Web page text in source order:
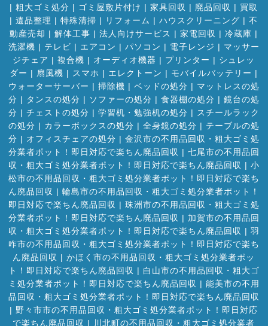
| 粗大ゴミ処分 | ゴミ屋敷片付け | 家具回収 | 廃品回収 | 買取
| 遺品整理 | 特殊清掃 | リフォーム | ハウスクリーニング | 不
動産売却 | 解体工事 | 法人向けサービス | 家電回収 | 冷蔵庫 |
洗濯機 | テレビ | エアコン | パソコン | 電子レンジ | マッサー
ジチェア | 複合機 | オーディオ機器 | プリンター | シュレッ
ダー | 扇風機 | スマホ | エレクトーン | モバイルバッテリー |
ウォーターサーバー | 掃除機 | ベッドの処分 | マットレスの処
分 | タンスの処分 | ソファーの処分 | 食器棚の処分 | 鏡台の処
分 | チェストの処分 | 学習机・勉強机の処分 | スチールラック
の処分 | カラーボックスの処分 | 全身鏡の処分 | テーブルの処
分 | オフィスチェアの処分 | 金沢市の不用品回収・粗大ゴミ処
分業者ポット！即日対応で楽ちん廃品回収 | 七尾市の不用品回
収・粗大ゴミ処分業者ポット！即日対応で楽ちん廃品回収 | 小
松市の不用品回収・粗大ゴミ処分業者ポット！即日対応で楽ち
ん廃品回収 | 輪島市の不用品回収・粗大ゴミ処分業者ポット！
即日対応で楽ちん廃品回収 | 珠洲市の不用品回収・粗大ゴミ処
分業者ポット！即日対応で楽ちん廃品回収 | 加賀市の不用品回
収・粗大ゴミ処分業者ポット！即日対応で楽ちん廃品回収 | 羽
咋市の不用品回収・粗大ゴミ処分業者ポット！即日対応で楽ち
ん廃品回収 | かほく市の不用品回収・粗大ゴミ処分業者ポッ
ト！即日対応で楽ちん廃品回収 | 白山市の不用品回収・粗大ゴ
ミ処分業者ポット！即日対応で楽ちん廃品回収 | 能美市の不用
品回収・粗大ゴミ処分業者ポット！即日対応で楽ちん廃品回収
| 野々市市の不用品回収・粗大ゴミ処分業者ポット！即日対応
で楽ちん廃品回収 | 川北町の不用品回収・粗大ゴミ処分業者